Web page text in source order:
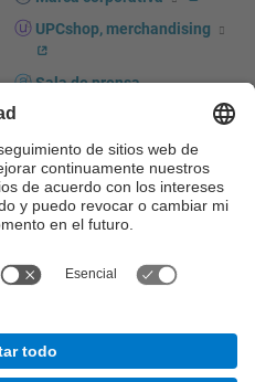
UPCshop, merchandising
Sala de prensa